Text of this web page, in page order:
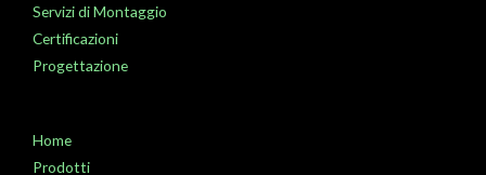
Servizi di Montaggio
Certificazioni
Progettazione
Home
Prodotti